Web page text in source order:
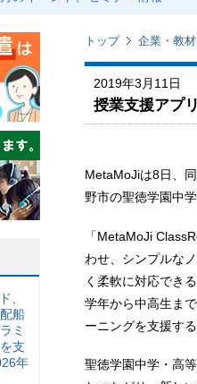
トップ 企業・教
2019年3月11日
授業支援アプ
MetaMoJiは8日、
野市の聖徳学園中
「MetaMoJi
わせ、シンプルな
く柔軟に対応でき
学年から中高生ま
ーニングを支援する
聖徳学園中学・高
、
船
ミ
支
年